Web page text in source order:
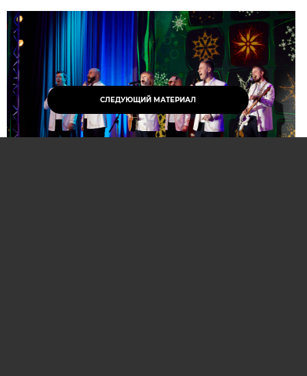
СЛЕДУЮЩИЙ МАТЕРИАЛ